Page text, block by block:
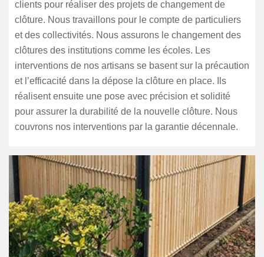
clients pour réaliser des projets de changement de
clôture. Nous travaillons pour le compte de particuliers
et des collectivités. Nous assurons le changement des
clôtures des institutions comme les écoles. Les
interventions de nos artisans se basent sur la précaution
et l’efficacité dans la dépose la clôture en place. Ils
réalisent ensuite une pose avec précision et solidité
pour assurer la durabilité de la nouvelle clôture. Nous
couvrons nos interventions par la garantie décennale.